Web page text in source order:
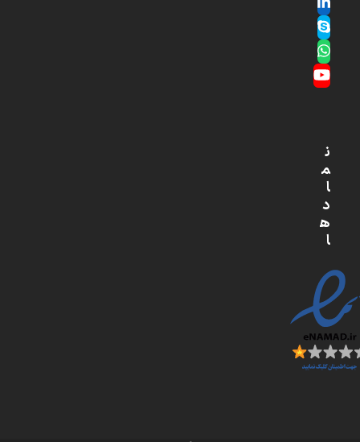
LinkedIn
Skype
Whatsapp
YouTube
ن
م
ا
د
ه
ا